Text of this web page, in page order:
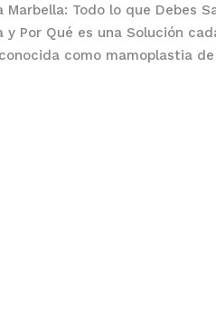
Marbella: Todo lo que Debes
y Por Qué es una Solución
como mamoplastia